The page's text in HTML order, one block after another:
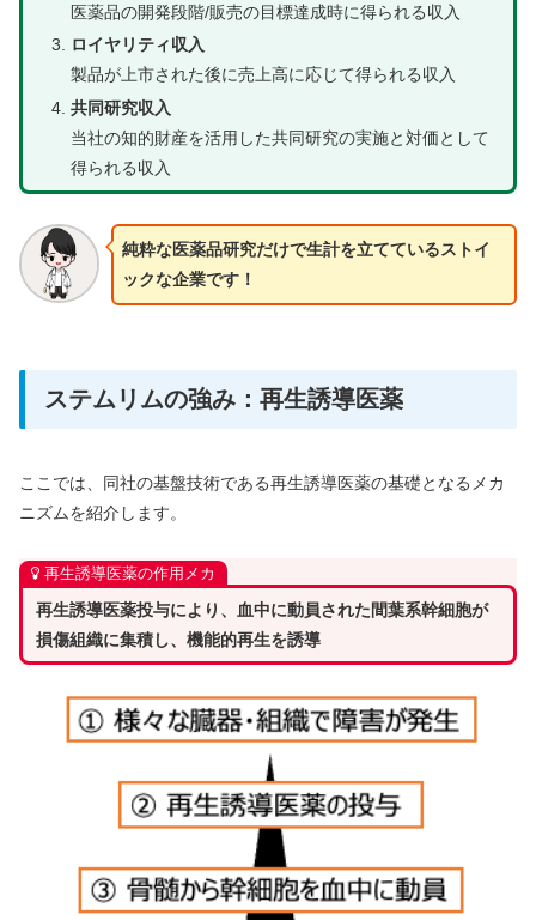
医薬品の開発段階/販売の目標達成時に得られる収入
ロイヤリティ収入
製品が上市された後に売上高に応じて得られる収入
共同研究収入
当社の知的財産を活用した共同研究の実施と対価として
得られる収入
純粋な医薬品研究だけで生計を立てているストイ
ックな企業です！
ステムリムの強み：再生誘導医薬
ここでは、同社の基盤技術である再生誘導医薬の基礎となるメカ
ニズムを紹介します。
再生誘導医薬の作用メカ
再生誘導医薬投与により、血中に動員された間葉系幹細胞が
損傷組織に集積し、機能的再生を誘導